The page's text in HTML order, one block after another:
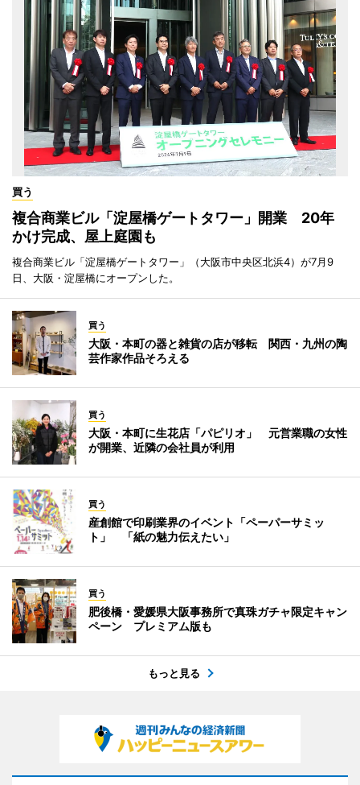
買う
複合商業ビル「淀屋橋ゲートタワー」開業 20年
かけ完成、屋上庭園も
複合商業ビル「淀屋橋ゲートタワー」（大阪市中央区北浜4）が7月9
日、大阪・淀屋橋にオープンした。
買う
大阪・本町の器と雑貨の店が移転 関西・九州の陶
芸作家作品そろえる
買う
大阪・本町に生花店「パピリオ」 元営業職の女性
が開業、近隣の会社員が利用
買う
産創館で印刷業界のイベント「ペーパーサミッ
ト」 「紙の魅力伝えたい」
買う
肥後橋・愛媛県大阪事務所で真珠ガチャ限定キャン
ペーン プレミアム版も
もっと見る